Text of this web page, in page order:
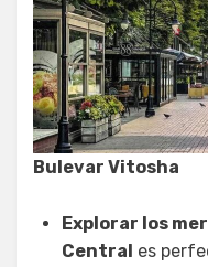
Bulevar Vitosha
Explorar los
Central es